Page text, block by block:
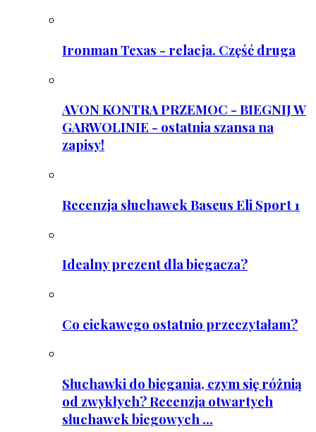
Ironman Texas - relacja. Część druga
AVON KONTRA PRZEMOC - BIEGNIJ W
GARWOLINIE - ostatnia szansa na
zapisy!
Recenzja słuchawek Baseus Eli Sport 1
Idealny prezent dla biegacza?
Co ciekawego ostatnio przeczytałam?
Słuchawki do biegania, czym się różnią
od zwykłych? Recenzja otwartych
słuchawek biegowych ...